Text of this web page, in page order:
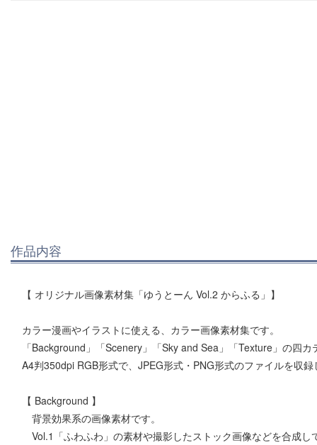
作品内容
【 オリジナル画像素材集「ゆうとーん Vol.2 からふる」】
カラー漫画やイラストに使える、カラー画像素材集です。
「Background」「Scenery」「Sky and Sea」「Texture」の四
A4判350dpi RGB形式で、JPEG形式・PNG形式のファイルを収
【 Background 】
背景効果系の画像素材です。
Vol.1「ふわふわ」の素材や撮影したストック画像などを合成し